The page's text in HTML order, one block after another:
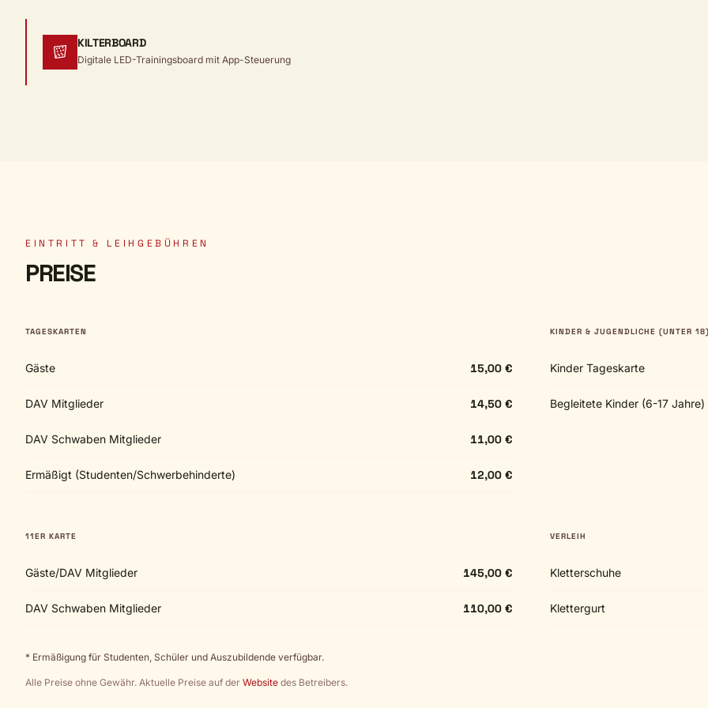
KILTERBOARD
Digitale LED-Trainingsboard mit App-Steuerung
EINTRITT & LEIHGEBÜHREN
PREISE
TAGESKARTEN
Gäste 15,00 €
DAV Mitglieder 14,50 €
DAV Schwaben Mitglieder 11,00 €
Ermäßigt (Studenten/Schwerbehinderte) 12,00 €
KINDER & JUGENDLICHE (UNTER
Kinder Tageskarte
Begleitete Kinder (6-17 Jahre)
11ER KARTE
Gäste/DAV Mitglieder 145,00 €
DAV Schwaben Mitglieder 110,00 €
VERLEIH
Kletterschuhe
Klettergurt
* Ermäßigung für Studenten, Schüler und Auszubildende verfügbar.
Alle Preise ohne Gewähr. Aktuelle Preise auf der Website des Betreibers.